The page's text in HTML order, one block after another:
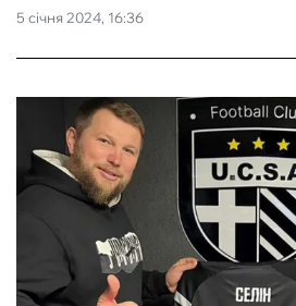
5 січня 2024, 16:36